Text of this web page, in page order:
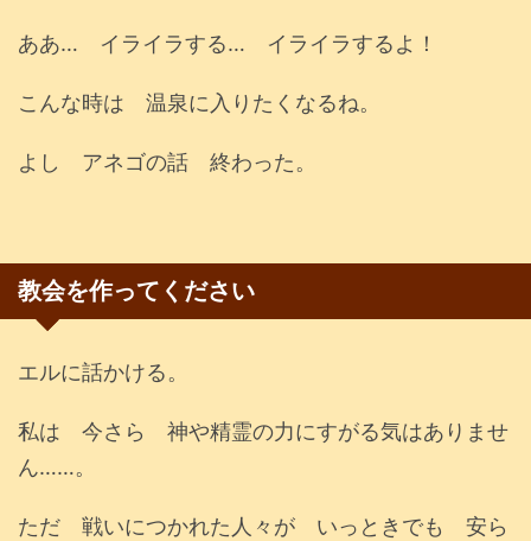
ああ… イライラする… イライラするよ！
こんな時は 温泉に入りたくなるね。
よし アネゴの話 終わった。
教会を作ってください
エルに話かける。
私は 今さら 神や精霊の力にすがる気はありませ
ん……。
ただ 戦いにつかれた人々が いっときでも 安ら